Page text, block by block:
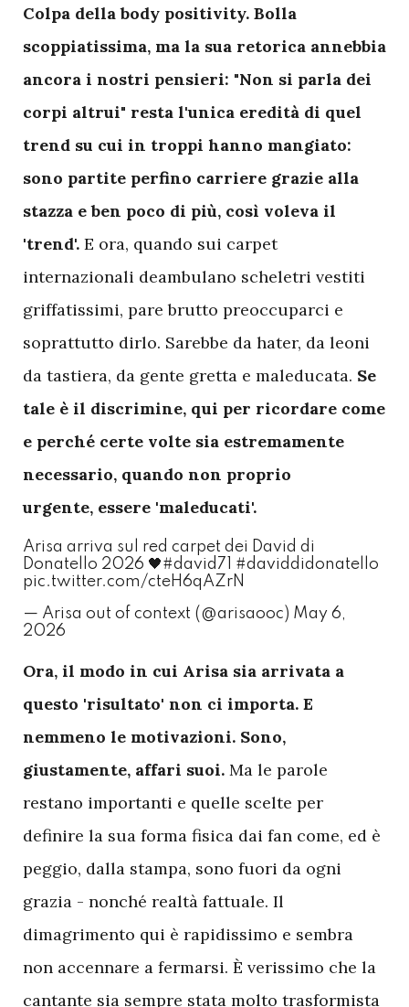
Colpa della body positivity. Bolla
scoppiatissima, ma la sua retorica annebbia
ancora i nostri pensieri: "Non si parla dei
corpi altrui" resta l'unica eredità di quel
trend su cui in troppi hanno mangiato:
sono partite perfino carriere grazie alla
stazza e ben poco di più, così voleva il
'trend'. E ora, quando sui carpet
internazionali deambulano scheletri vestiti
griffatissimi, pare brutto preoccuparci e
soprattutto dirlo. Sarebbe da hater, da leoni
da tastiera, da gente gretta e maleducata. Se
tale è il discrimine, qui per ricordare come
e perché certe volte sia estremamente
necessario, quando non proprio
urgente, essere 'maleducati'.
Arisa arriva sul red carpet dei David di
Donatello 2026 🖤#david71
#daviddidonatello
pic.twitter.com/cteH6qAZrN
— Arisa out of context (@arisaooc) May 6,
2026
Ora, il modo in cui Arisa sia arrivata a
questo 'risultato' non ci importa. E
nemmeno le motivazioni. Sono,
giustamente, affari suoi. Ma le parole
restano importanti e quelle scelte per
definire la sua forma fisica dai fan come, ed è
peggio, dalla stampa, sono fuori da ogni
grazia - nonché realtà fattuale. Il
dimagrimento qui è rapidissimo e sembra
non accennare a fermarsi. È verissimo che la
cantante sia sempre stata molto trasformista